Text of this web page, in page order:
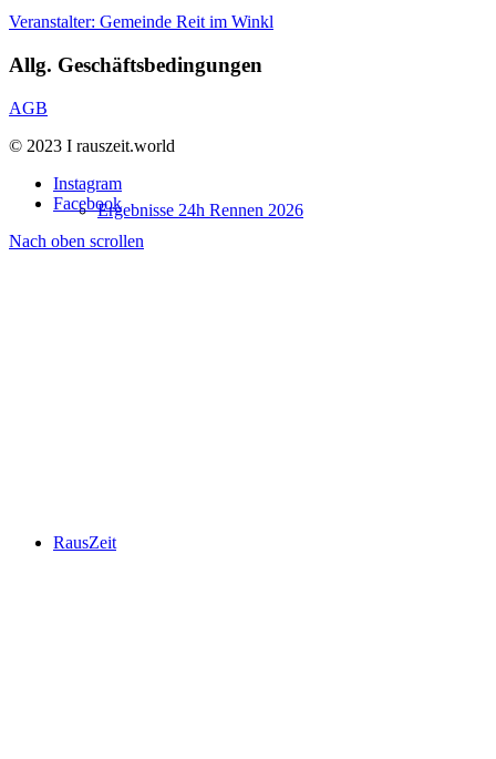
Ergebnisse 24h Rennen 2026
RausZeit
Veranstalter: Gemeinde Reit im Winkl
Allg. Geschäftsbedingungen
AGB
© 2023 I rauszeit.world
Instagram
Facebook
Nach oben scrollen